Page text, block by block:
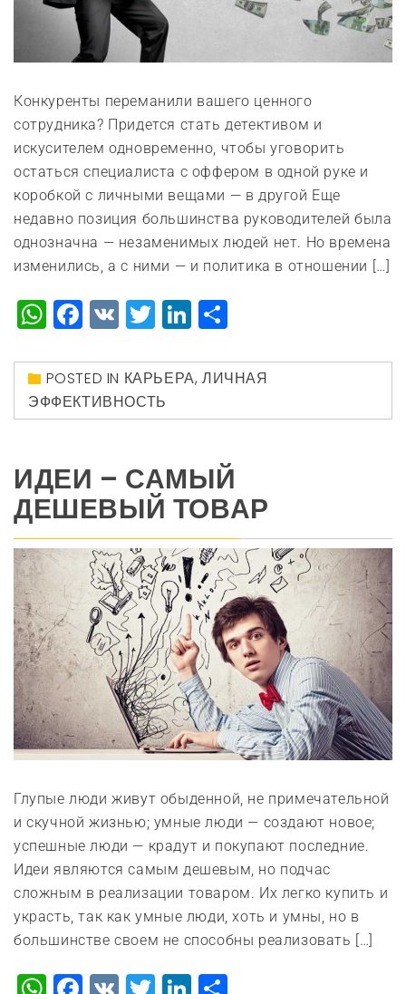
Конкуренты переманили вашего ценного
сотрудника? Придется стать детективом и
искусителем одновременно, чтобы уговорить
остаться специалиста с оффером в одной руке и
коробкой с личными вещами — в другой Еще
недавно позиция большинства руководителей была
однозначна — незаменимых людей нет. Но времена
изменились, а с ними — и политика в отношении […]
WhatsApp
Facebook
VK TwitterLinkedIn
POSTED IN КАРЬЕРА,ЛИЧНАЯ
ЭФФЕКТИВНОСТЬ
ИДЕИ – САМЫЙ
ДЕШЕВЫЙ ТОВАР
Глупые люди живут обыденной, не примечательной
и скучной жизнью; умные люди — создают новое;
успешные люди — крадут и покупают последние.
Идеи являются самым дешевым, но подчас
сложным в реализации товаром. Их легко купить и
украсть, так как умные люди, хоть и умны, но в
большинстве своем не способны реализовать […]